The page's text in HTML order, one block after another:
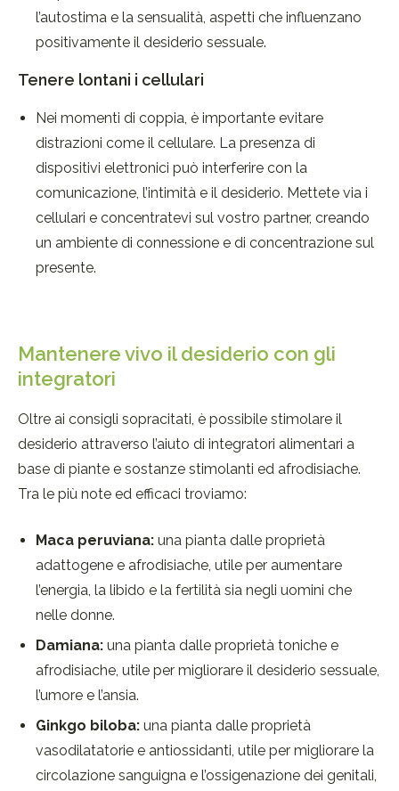
l’autostima e la sensualità, aspetti che influenzano
positivamente il desiderio sessuale.
Tenere lontani i cellulari
Nei momenti di coppia, è importante evitare
distrazioni come il cellulare. La presenza di
dispositivi elettronici può interferire con la
comunicazione, l’intimità e il desiderio. Mettete via i
cellulari e concentratevi sul vostro partner, creando
un ambiente di connessione e di concentrazione sul
presente.
Mantenere vivo il desiderio con gli
integratori
Oltre ai consigli sopracitati, è possibile stimolare il
desiderio attraverso l’aiuto di integratori alimentari a
base di piante e sostanze stimolanti ed afrodisiache.
Tra le più note ed efficaci troviamo:
Maca peruviana: una pianta dalle proprietà
adattogene e afrodisiache, utile per aumentare
l’energia, la libido e la fertilità sia negli uomini che
nelle donne.
Damiana: una pianta dalle proprietà toniche e
afrodisiache, utile per migliorare il desiderio sessuale,
l’umore e l’ansia.
Ginkgo biloba: una pianta dalle proprietà
vasodilatatorie e antiossidanti, utile per migliorare la
circolazione sanguigna e l’ossigenazione dei genitali,